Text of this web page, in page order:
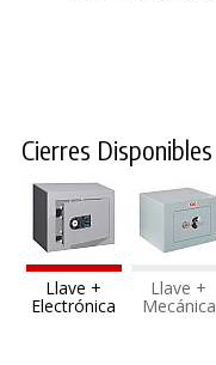
Cierres Disponibles
Llave +
Electrónica
Llave +
Mecánica